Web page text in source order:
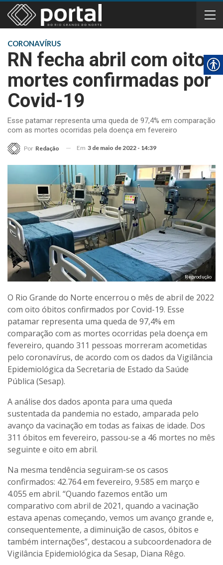
CORONAVÍRUS
RN fecha abril com oito
mortes confirmadas por
Covid-19
Esse patamar representa uma queda de 97,4% em comparação
com as mortes ocorridas pela doença em fevereiro
Por Redação Em 3 de maio de 2022 - 14:39
Reprodução
O Rio Grande do Norte encerrou o mês de abril de 2022
com oito óbitos confirmados por Covid-19. Esse
patamar representa uma queda de 97,4% em
comparação com as mortes ocorridas pela doença em
fevereiro, quando 311 pessoas morreram acometidas
pelo coronavírus, de acordo com os dados da Vigilância
Epidemiológica da Secretaria de Estado da Saúde
Pública (Sesap).
A análise dos dados aponta para uma queda
sustentada da pandemia no estado, amparada pelo
avanço da vacinação em todas as faixas de idade. Dos
311 óbitos em fevereiro, passou-se a 46 mortes no mês
seguinte e oito em abril.
Na mesma tendência seguiram-se os casos
confirmados: 42.764 em fevereiro, 9.585 em março e
4.055 em abril. “Quando fazemos então um
comparativo com abril de 2021, quando a vacinação
estava apenas começando, vemos um avanço grande e,
consequentemente, a diminuição de casos, óbitos e
também internações”, destacou a subcoordenadora de
Vigilância Epidemiológica da Sesap, Diana Rêgo.